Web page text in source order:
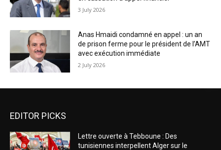
3 July 2026
Anas Hmaidi condamné en appel : un an
de prison ferme pour le président de l’AMT
avec exécution immédiate
2 July 2026
EDITOR PICKS
Lettre ouverte à Tebboune : Des
tunisiennes interpellent Alger sur le